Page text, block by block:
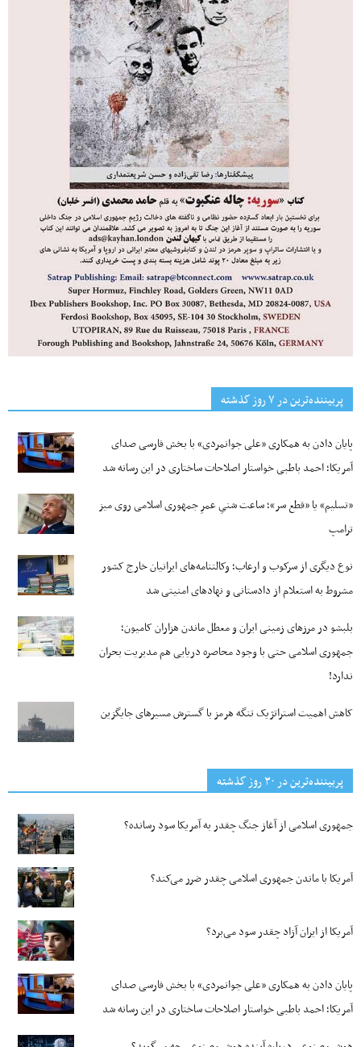
پربیننده‌ترین‌ در ۷ روز گذشته
پایان دادن به همکاری «علی جوانمردی» با بخش فارسی صدای
آمریکا؛ احمد باطبی خواستار اصلاحات ساختاری در این رسانه شد
«تسلیم» یا «قطع سر»؛ ساعت شنیِ عمرِ جمهوری اسلامی روی میز
ترامپ
نوع دیگری از سرکوب و ارعاب؛ وکالتنامه‌های ایرانیان خارج کشور
مشروط به استعلام از دادستانی و نهادهای امنیتی شد
بلبشو در مرزهای زمینی ایران و معطل ماندن هزاران کامیون؛
جمهوری اسلامی حتی با وجود محاصره دریایی هم مدیریت بحران
ندارد!
کاهش اهمیت استراتژیک تنگه‌ هرمز با گسترش مسیرهای جایگزین
پربیننده‌ترین‌ در ۳۰ روز گذشته
جمهوری اسلامی از آغاز جنگ چقدر به آمریکا سود رسانده؟
آمریکا با ماندن جمهوری اسلامی چقدر ضرر می‌کند؟
آمریکا از ایران آزاد چقدر سود می‌برد؟
پایان دادن به همکاری «علی جوانمردی» با بخش فارسی صدای
آمریکا؛ احمد باطبی خواستار اصلاحات ساختاری در این رسانه شد